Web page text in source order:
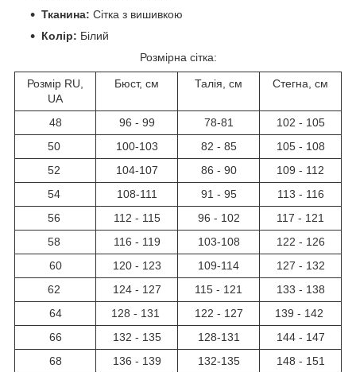
Тканина: Сітка з вишивкою
Колір: Білий
Розмірна сітка:
Розмір RU,
UA
Бюст, см Талія, см Стегна, см
48 96 - 99 78-81
102 - 105
50
100-103 82 - 85
105 - 108
52
104-107 86 - 90
109 - 112
54
108-111 91 - 95
113 - 116
56
112 - 115 96 - 102
117 - 121
58
116 - 119 103-108
122 - 126
60
120 - 123 109-114
127 - 132
62
124 - 127 115 - 121
133 - 138
64
128 - 131 122 - 127
139 - 142
66
132 - 135 128-131
144 - 147
68
136 - 139 132-135
148 - 151